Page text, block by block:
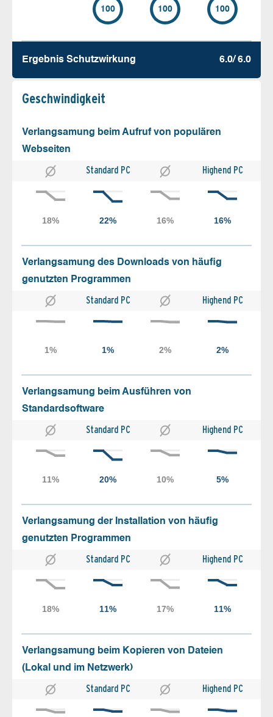
100 100 100
Ergebnis Schutz­wirkung 6.0/ 6.0
Geschw­indigkeit
Verlangsamung beim Aufruf von populären
Webseiten
Standard PC Highend PC
Verlangsamung des Downloads von häufig
genutzten Programmen
Standard PC Highend PC
Verlangsamung beim Ausführen von
Standardsoftware
Standard PC Highend PC
Verlangsamung der Installation von häufig
genutzten Programmen
Standard PC Highend PC
Verlangsamung beim Kopieren von Dateien
(Lokal und im Netzwerk)
Standard PC Highend PC